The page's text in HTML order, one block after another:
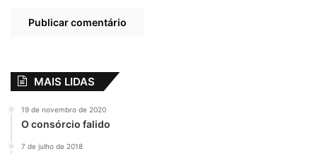
MAIS LIDAS
19 de novembro de 2020
O consórcio falido
7 de julho de 2018